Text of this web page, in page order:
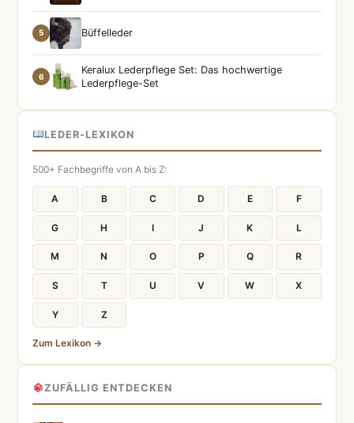
5 Büffelleder
6
Keralux Lederpflege Set: Das hochwertige
Lederpflege-Set
LEDER-LEXIKON
500+ Fachbegriffe von A bis Z:
A B C D E F
G H I J K L
M N O P Q R
S T U V W X
Y Z
Zum Lexikon →
ZUFÄLLIG ENTDECKEN